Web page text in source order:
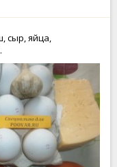
сыр, яйца,